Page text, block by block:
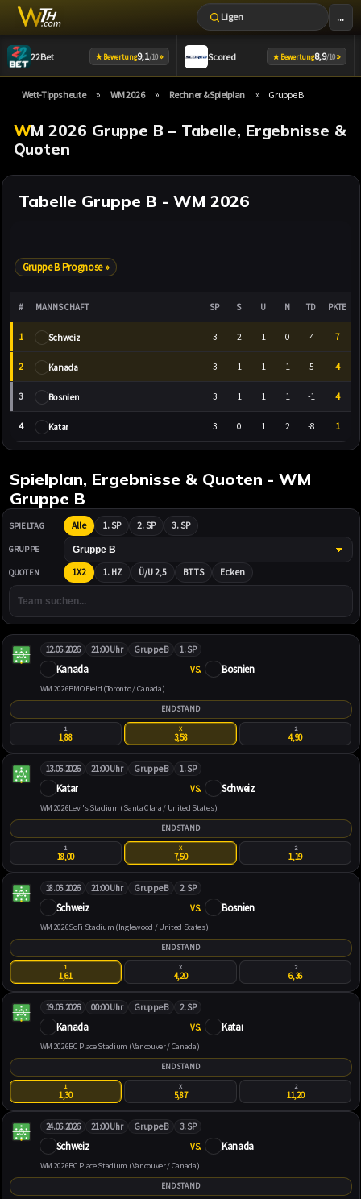
Zum
Inhalt
springen
Ligen ...
22Bet ★Bewertung9,1/10» Scored ★Bewertung8,9/10»
Wett-Tipps heute » WM 2026 » Rechner & Spielplan » Gruppe B
WM 2026 Gruppe B – Tabelle, Ergebnisse &
Quoten
Tabelle Gruppe B - WM 2026
Gruppe B Prognose »
# MANNSCHAFT SP S U N TD PKTE
1 Schweiz 3 2 1 0 4 7
2 Kanada 3 1 1 1 5 4
3 Bosnien 3 1 1 1 -1 4
4 Katar 3 0 1 2 -8 1
Spielplan, Ergebnisse & Quoten - WM
Gruppe B
SPIELTAG Alle 1. SP 2. SP 3. SP
GRUPPE
QUOTEN 1X2 1. HZ Ü/U 2,5 BTTS Ecken
12.06.2026 21:00 Uhr Gruppe B 1. SP
Kanada VS. Bosnien
WM 2026BMO Field (Toronto / Canada)
ENDSTAND
1
1,88
X
3,58
2
4,90
13.06.2026 21:00 Uhr Gruppe B 1. SP
Katar VS. Schweiz
WM 2026Levi's Stadium (Santa Clara / United States)
ENDSTAND
1
18,00
X
7,50
2
1,19
18.06.2026 21:00 Uhr Gruppe B 2. SP
Schweiz VS. Bosnien
WM 2026SoFi Stadium (Inglewood / United States)
ENDSTAND
1
1,61
X
4,20
2
6,36
19.06.2026 00:00 Uhr Gruppe B 2. SP
Kanada VS. Katar
WM 2026BC Place Stadium (Vancouver / Canada)
ENDSTAND
1
1,30
X
5,87
2
11,20
24.06.2026 21:00 Uhr Gruppe B 3. SP
Schweiz VS. Kanada
WM 2026BC Place Stadium (Vancouver / Canada)
ENDSTAND